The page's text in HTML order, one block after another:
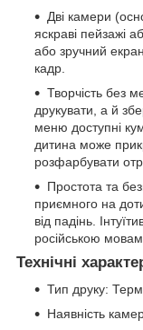
Дві камери
яскраві пейзажі
або зручний
кадр.
Творчість без
друкувати, а й
меню доступні
дитина може
розфарбувати
Простота та
приємного на
від падінь.
російською
Технічні
Тип друку:
Наявність